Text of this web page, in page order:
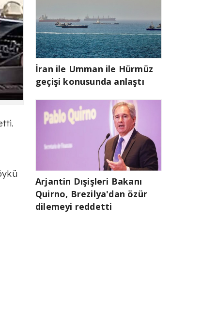
İran ile Umman ile Hürmüz
geçişi konusunda anlaştı
Arjantin Dışişleri Bakanı
Quirno, Brezilya'dan özür
dilemeyi reddetti